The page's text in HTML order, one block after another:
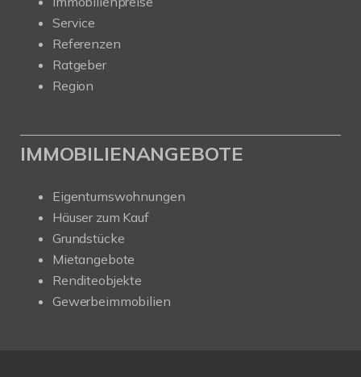
Service
Referenzen
Ratgeber
Region
IMMOBILIENANGEBOTE
Eigentumswohnungen
Häuser zum Kauf
Grundstücke
Mietangebote
Renditeobjekte
Gewerbeimmobilien